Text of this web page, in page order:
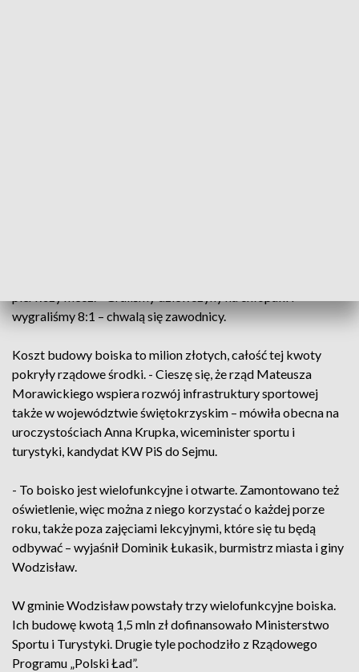
wygraliśmy 8:1 – chwalą się zawodnicy.
Koszt budowy boiska to milion złotych, całość tej kwoty
pokryły rządowe środki. - Cieszę się, że rząd Mateusza
Morawickiego wspiera rozwój infrastruktury sportowej
także w województwie świętokrzyskim – mówiła obecna na
uroczystościach Anna Krupka, wiceminister sportu i
turystyki, kandydat KW PiS do Sejmu.
- To boisko jest wielofunkcyjne i otwarte. Zamontowano też
oświetlenie, więc można z niego korzystać o każdej porze
roku, także poza zajęciami lekcyjnymi, które się tu będą
odbywać – wyjaśnił Dominik Łukasik, burmistrz miasta i giny
Wodzisław.
W gminie Wodzisław powstały trzy wielofunkcyjne boiska.
Ich budowę kwotą 1,5 mln zł dofinansowało Ministerstwo
Sportu i Turystyki. Drugie tyle pochodziło z Rządowego
Programu „Polski Ład”.